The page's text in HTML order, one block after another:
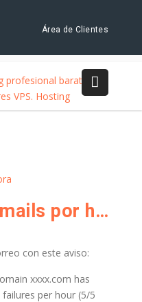
Área de Clientes
Bloqueos de e-mails por hora
con este aviso:
xxxx.com has
per hour (5/5